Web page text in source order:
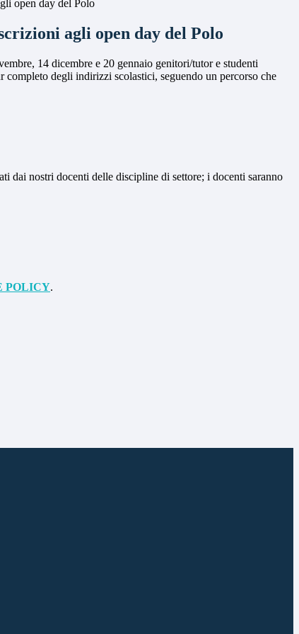
open day del Polo
agli open day del Polo
14 dicembre e 20 gennaio genitori/tutor e studenti
completo degli indirizzi scolastici, seguendo un percorso che
dai nostri docenti delle discipline di settore; i docenti saranno
POLICY.